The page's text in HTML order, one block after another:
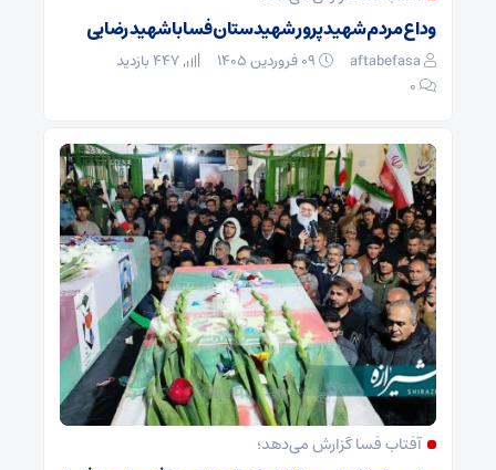
وداع مردم شهید پرور شهیدستان فسا با شهید رضایی
aftabefasa
۰
آفتاب فسا گزارش می‌دهد؛